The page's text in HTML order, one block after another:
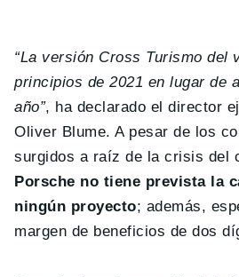
“La versión Cross Turismo del
principios de 2021 en lugar de
año”, ha declarado el director
Oliver Blume. A pesar de los
surgidos a raíz de la crisis del
Porsche no tiene prevista la
ningún proyecto; además,
margen de beneficios de dos